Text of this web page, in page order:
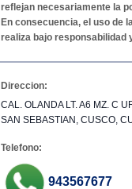
reflejan necesariamente la
En consecuencia, el uso de
realiza bajo
Direccion:
CAL. OLANDA LT. A6 MZ. C
SAN SEBASTIAN, CUSCO,
Telefono:
943567677